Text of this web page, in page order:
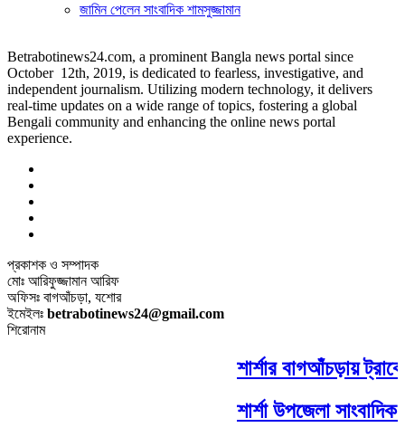
জামিন পেলেন সাংবাদিক শামসুজ্জামান
Betrabotinews24.com, a prominent Bangla news portal since
October 12th, 2019, is dedicated to fearless, investigative, and
independent journalism. Utilizing modern technology, it delivers
real-time updates on a wide range of topics, fostering a global
Bengali community and enhancing the online news portal
experience.
প্রকাশক ও সম্পাদক
মোঃ আরিফুজ্জামান আরিফ
অফিসঃ বাগআঁচড়া, যশোর
ইমেইলঃ betrabotinews24@gmail.com
শিরোনাম
শার্শার বাগআঁচড়ায়
শার্শা উপজেলা